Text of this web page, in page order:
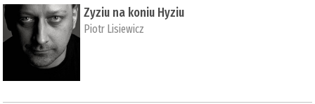
Zyziu na koniu Hyziu
Piotr Lisiewicz